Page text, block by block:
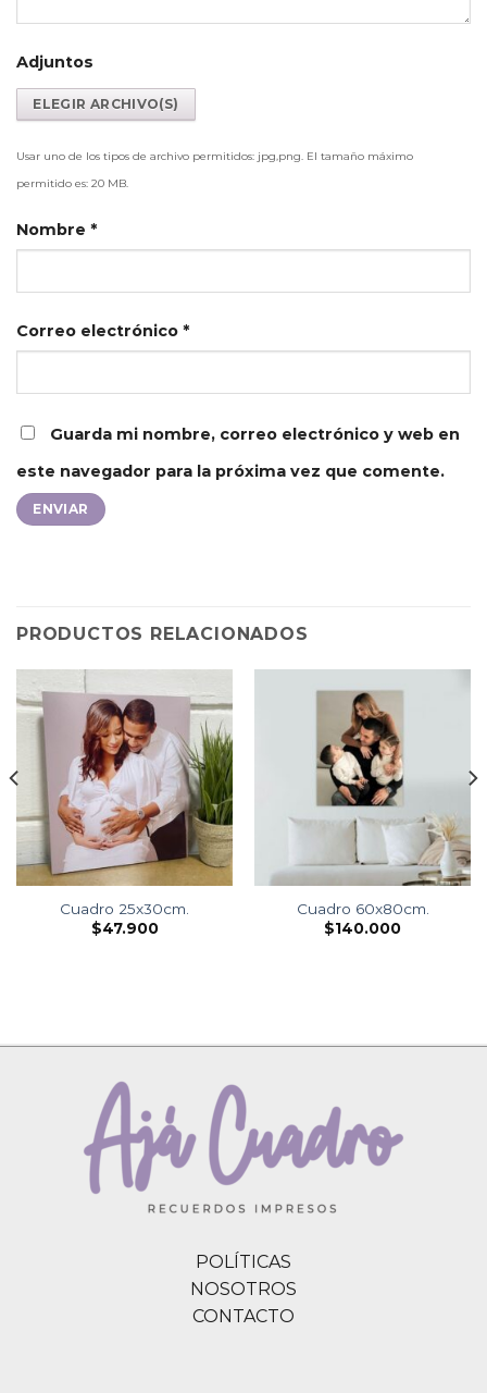
Adjuntos
Usar uno de los tipos de archivo permitidos: jpg,png. El tamaño máximo
permitido es: 20 MB.
Nombre *
Correo electrónico *
Guarda mi nombre, correo electrónico y web en
este navegador para la próxima vez que comente.
PRODUCTOS RELACIONADOS
Cuadro 25x30cm.
$47.900
Cuadro 60x80cm.
$140.000
POLÍTICAS
NOSOTROS
CONTACTO